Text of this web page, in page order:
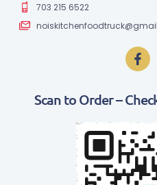
703 215 6522
Scan to Order –